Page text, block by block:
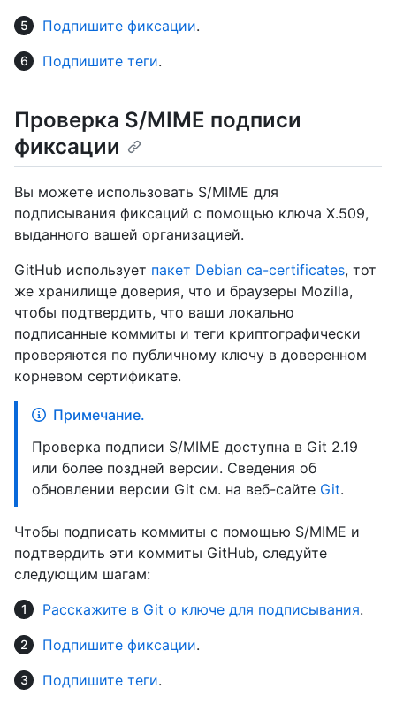
Подпишите фиксации.
Подпишите теги.
Проверка S/MIME подписи
фиксации
Вы можете использовать S/MIME для
подписывания фиксаций с помощью ключа X.509,
выданного вашей организацией.
GitHub использует пакет Debian ca-certificates, тот
же хранилище доверия, что и браузеры Mozilla,
чтобы подтвердить, что ваши локально
подписанные коммиты и теги криптографически
проверяются по публичному ключу в доверенном
корневом сертификате.
Примечание.
Проверка подписи S/MIME доступна в Git 2.19
или более поздней версии. Сведения об
обновлении версии Git см. на веб-сайте Git.
Чтобы подписать коммиты с помощью S/MIME и
подтвердить эти коммиты GitHub, следуйте
следующим шагам:
Расскажите в Git о ключе для подписывания.
Подпишите фиксации.
Подпишите теги.